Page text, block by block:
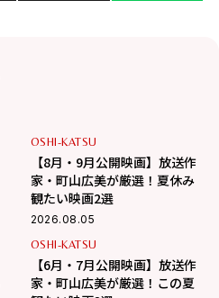
OSHI-KATSU
【8月・9月公開映画】放送作
家・町山広美が厳選！夏休み
観たい映画2選
2026.08.05
OSHI-KATSU
【6月・7月公開映画】放送作
家・町山広美が厳選！この夏